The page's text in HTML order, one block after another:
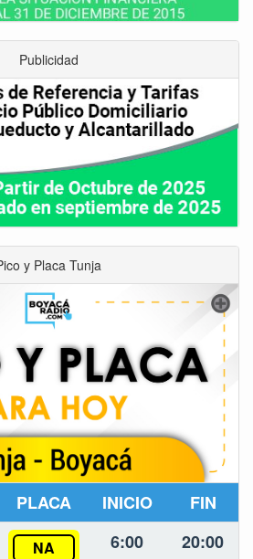
Publicidad
y Placa Tunja
PLACA INICIO FIN
NA 6:00 20:00